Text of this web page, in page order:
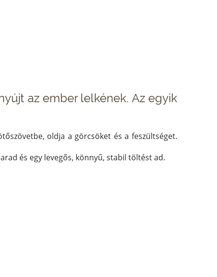
az ember lelkének. Az egyik
oldja a görcsöket és a feszültséget.
és egy levegős, könnyű, stabil töltést ad.